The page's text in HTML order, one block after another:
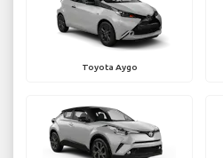
Toyota Aygo